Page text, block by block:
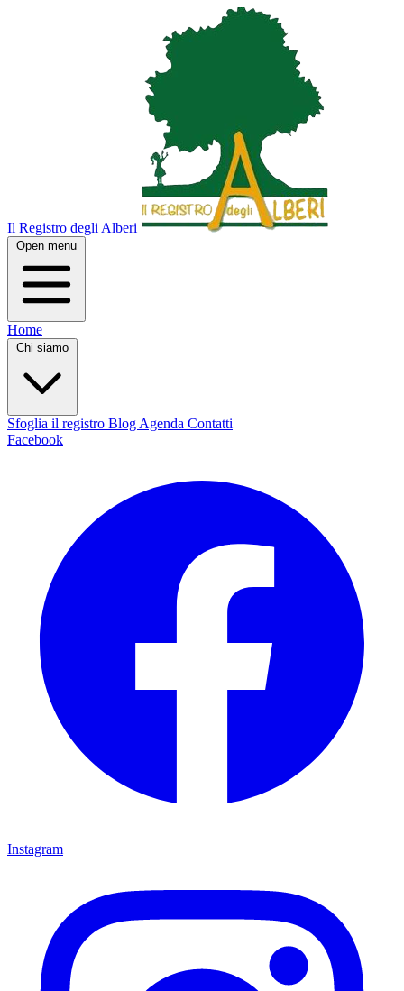
Il Registro degli Alberi
Open menu
Home
Chi siamo
Sfoglia il registro Blog Agenda Contatti
Facebook
Instagram